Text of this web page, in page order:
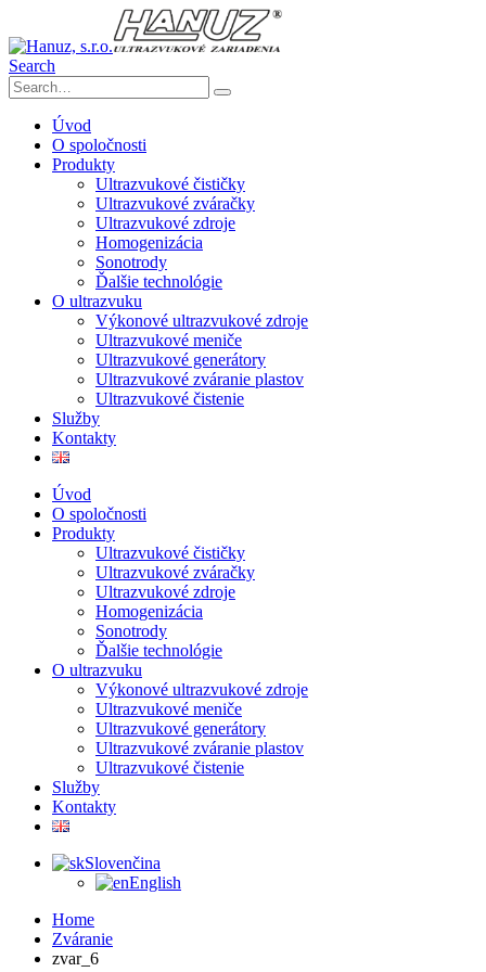
Search
Úvod
O spoločnosti
Produkty
Ultrazvukové čističky
Ultrazvukové zváračky
Ultrazvukové zdroje
Homogenizácia
Sonotrody
Ďalšie technológie
O ultrazvuku
Výkonové ultrazvukové zdroje
Ultrazvukové meniče
Ultrazvukové generátory
Ultrazvukové zváranie plastov
Ultrazvukové čistenie
Služby
Kontakty
Úvod
O spoločnosti
Produkty
Ultrazvukové čističky
Ultrazvukové zváračky
Ultrazvukové zdroje
Homogenizácia
Sonotrody
Ďalšie technológie
O ultrazvuku
Výkonové ultrazvukové zdroje
Ultrazvukové meniče
Ultrazvukové generátory
Ultrazvukové zváranie plastov
Ultrazvukové čistenie
Služby
Kontakty
Slovenčina
English
Home
Zváranie
zvar_6